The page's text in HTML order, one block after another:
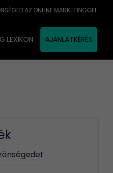
AZ ONLINE MARKETINGGEL
LEXIKON AJÁNLATKÉRÉS